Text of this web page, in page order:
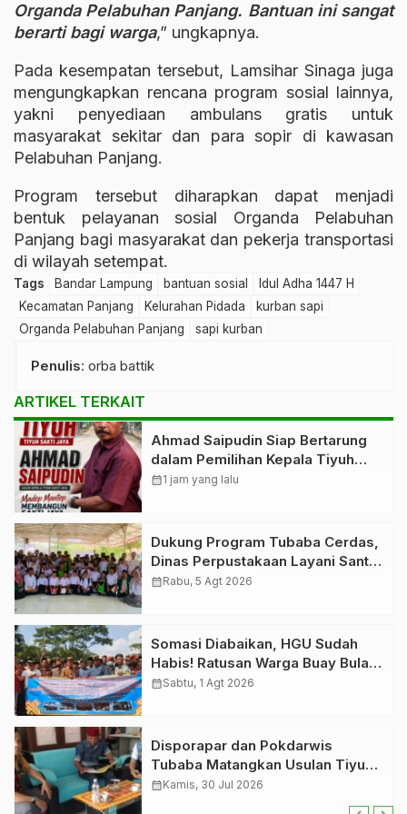
Organda Pelabuhan Panjang. Bantuan ini sangat
berarti bagi warga,” ungkapnya.
Pada kesempatan tersebut, Lamsihar Sinaga juga
mengungkapkan rencana program sosial lainnya,
yakni penyediaan ambulans gratis untuk
masyarakat sekitar dan para sopir di kawasan
Pelabuhan Panjang.
Program tersebut diharapkan dapat menjadi
bentuk pelayanan sosial Organda Pelabuhan
Panjang bagi masyarakat dan pekerja transportasi
di wilayah setempat.
Tags Bandar Lampung bantuan sosial
Idul Adha 1447 H
Kecamatan Panjang
Kelurahan Pidada
kurban sapi
Organda Pelabuhan Panjang
sapi kurban
Penulis: orba battik
ARTIKEL TERKAIT
Ahmad Saipudin Siap Bertarung
dalam Pemilihan Kepala Tiyuh
Sakti Jaya
calendar_month1 jam yang lalu
Dukung Program Tubaba Cerdas,
Dinas Perpustakaan Layani Santri
Ponpes Darul Hidayah Al Anshori
calendar_monthRabu, 5 Agt 2026
Somasi Diabaikan, HGU Sudah
Habis! Ratusan Warga Buay Bulan
Bersatu Beri Peringatan Terakhir
calendar_monthSabtu, 1 Agt 2026
Disporapar dan Pokdarwis
Tubaba Matangkan Usulan Tiyuh
Pagar Dewa sebagai Tiyuh
calendar_monthKamis, 30 Jul 2026